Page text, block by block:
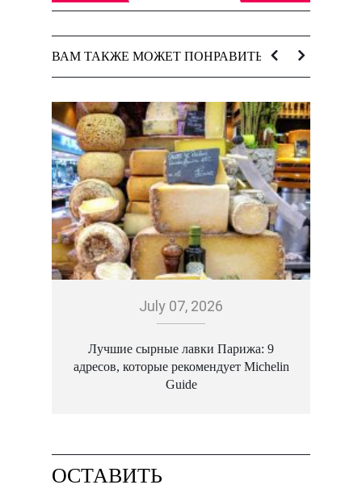
ВАМ ТАКЖЕ МОЖЕТ ПОНРАВИТЬСЯ:
July 07, 2026
Лучшие сырные лавки Парижа: 9
адресов, которые рекомендует Michelin
Guide
ОСТАВИТЬ